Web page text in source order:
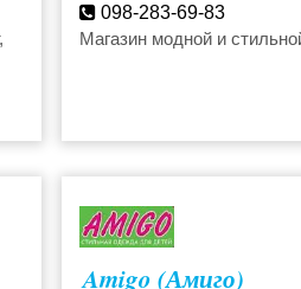
098-283-69-83
Магазин модной и
Amigo (Амиго)